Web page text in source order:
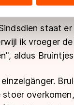
buiten de EU,
te klikken, stemt
benen
staat er
ik vroeger
aldus